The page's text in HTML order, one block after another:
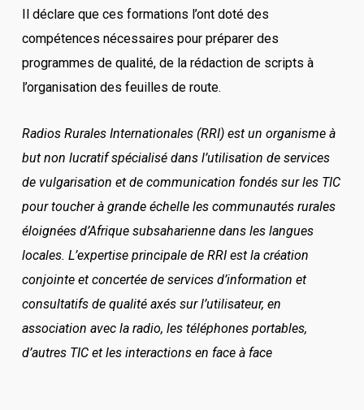
Il déclare que ces formations l’ont doté des
compétences nécessaires pour préparer des
programmes de qualité, de la rédaction de scripts à
l’organisation des feuilles de route.
Radios Rurales Internationales (RRI) est un organisme à
but non lucratif spécialisé dans l’utilisation de services
de vulgarisation et de communication fondés sur les TIC
pour toucher à grande échelle les communautés rurales
éloignées d’Afrique subsaharienne dans les langues
locales. L’expertise principale de RRI est la création
conjointe et concertée de services d’information et
consultatifs de qualité axés sur l’utilisateur, en
association avec la radio, les téléphones portables,
d’autres TIC et les interactions en face à face